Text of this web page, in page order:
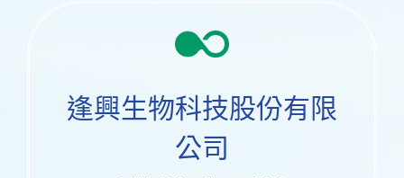
逢興生物科技股份有限
公司